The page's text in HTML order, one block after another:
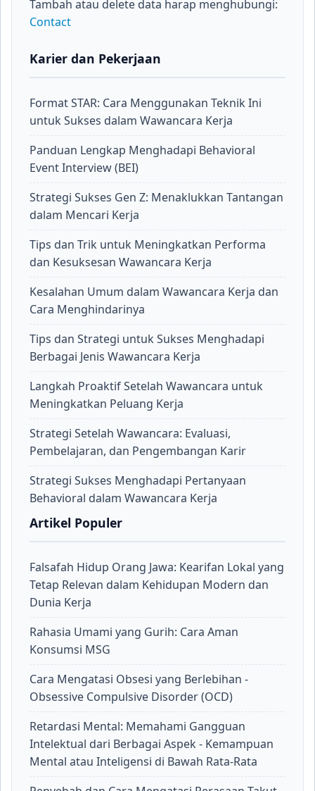
Tambah atau delete data harap menghubungi:
Contact
Karier dan Pekerjaan
Format STAR: Cara Menggunakan Teknik Ini
untuk Sukses dalam Wawancara Kerja
Panduan Lengkap Menghadapi Behavioral
Event Interview (BEI)
Strategi Sukses Gen Z: Menaklukkan Tantangan
dalam Mencari Kerja
Tips dan Trik untuk Meningkatkan Performa
dan Kesuksesan Wawancara Kerja
Kesalahan Umum dalam Wawancara Kerja dan
Cara Menghindarinya
Tips dan Strategi untuk Sukses Menghadapi
Berbagai Jenis Wawancara Kerja
Langkah Proaktif Setelah Wawancara untuk
Meningkatkan Peluang Kerja
Strategi Setelah Wawancara: Evaluasi,
Pembelajaran, dan Pengembangan Karir
Strategi Sukses Menghadapi Pertanyaan
Behavioral dalam Wawancara Kerja
Artikel Populer
Falsafah Hidup Orang Jawa: Kearifan Lokal yang
Tetap Relevan dalam Kehidupan Modern dan
Dunia Kerja
Rahasia Umami yang Gurih: Cara Aman
Konsumsi MSG
Cara Mengatasi Obsesi yang Berlebihan -
Obsessive Compulsive Disorder (OCD)
Retardasi Mental: Memahami Gangguan
Intelektual dari Berbagai Aspek - Kemampuan
Mental atau Inteligensi di Bawah Rata-Rata